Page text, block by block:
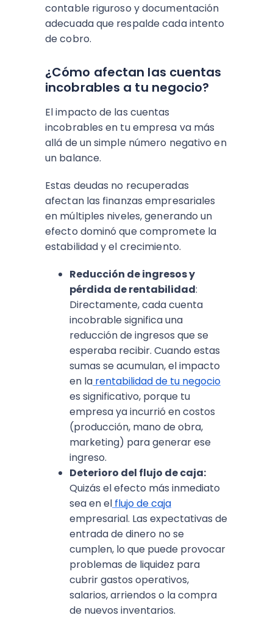
contable riguroso y documentación
adecuada que respalde cada intento
de cobro.
¿Cómo afectan las cuentas
incobrables a tu negocio?
El impacto de las cuentas
incobrables en tu empresa va más
allá de un simple número negativo en
un balance.
Estas deudas no recuperadas
afectan las finanzas empresariales
en múltiples niveles, generando un
efecto dominó que compromete la
estabilidad y el crecimiento.
Reducción de ingresos y
pérdida de rentabilidad:
Directamente, cada cuenta
incobrable significa una
reducción de ingresos que se
esperaba recibir. Cuando estas
sumas se acumulan, el impacto
en la rentabilidad de tu negocio
es significativo, porque tu
empresa ya incurrió en costos
(producción, mano de obra,
marketing) para generar ese
ingreso.
Deterioro del flujo de caja:
Quizás el efecto más inmediato
sea en el flujo de caja
empresarial. Las expectativas de
entrada de dinero no se
cumplen, lo que puede provocar
problemas de liquidez para
cubrir gastos operativos,
salarios, arriendos o la compra
de nuevos inventarios.